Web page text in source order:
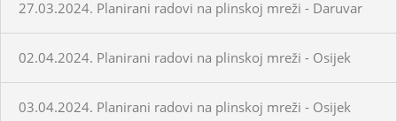
27.03.2024. Planirani radovi na plinskoj mreži - Daruvar
02.04.2024. Planirani radovi na plinskoj mreži - Osijek
03.04.2024. Planirani radovi na plinskoj mreži - Osijek